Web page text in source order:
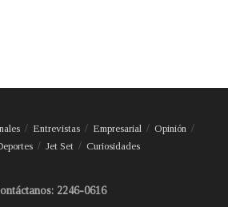
Entrevistas Empresarial
Opinión
Jet Set Curiosidades
2246-0616